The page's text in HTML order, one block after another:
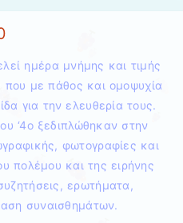
ημέρα μνήμης και τιμής
που με πάθος και ομοψυχία
για την ελευθερία τους.
‘4ο ξεδιπλώθηκαν στην
φωτογραφίες και
πολέμου και της ειρήνης
ερωτήματα,
συναισθημάτων.